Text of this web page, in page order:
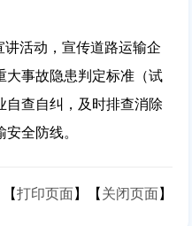
活动，宣传道路运输企
大事故隐患判定标准（试
自查自纠，及时排查消除
输安全防线。
【打印页面】【 关闭页面】